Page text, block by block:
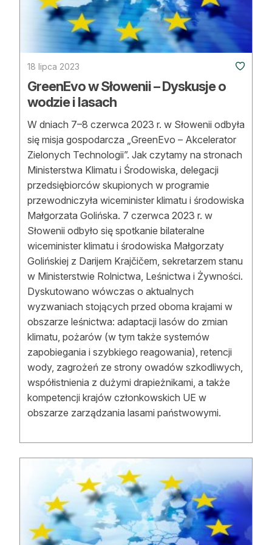
Strefa eksperta
Auto do lasu
Dla drwala
Leśnik na zakupach
Z zagranicy
Edukacja
Lasy prywatne
O nas
100 lat „Lasu Polskiego”
Prenumerata
Reklama
Zostań autorem
Archiwum
Kontakt
18 lipca 2023
GreenEvo w Słowenii – Dyskusje o
wodzie i lasach
W dniach 7–8 czerwca 2023 r. w Słowenii odbyła
się misja gospodarcza „GreenEvo – Akcelerator
Zielonych Technologii”. Jak czytamy na stronach
Ministerstwa Klimatu i Środowiska, delegacji
przedsiębiorców skupionych w programie
przewodniczyła wiceminister klimatu i środowiska
Małgorzata Golińska. 7 czerwca 2023 r. w
Słowenii odbyło się spotkanie bilateralne
wiceminister klimatu i środowiska Małgorzaty
Golińskiej z Darijem Krajčičem, sekretarzem stanu
w Ministerstwie Rolnictwa, Leśnictwa i Żywności.
Dyskutowano wówczas o aktualnych
wyzwaniach stojących przed oboma krajami w
obszarze leśnictwa: adaptacji lasów do zmian
klimatu, pożarów (w tym także systemów
zapobiegania i szybkiego reagowania), retencji
wody, zagrożeń ze strony owadów szkodliwych,
współistnienia z dużymi drapieżnikami, a także
kompetencji krajów członkowskich UE w
obszarze zarządzania lasami państwowymi.